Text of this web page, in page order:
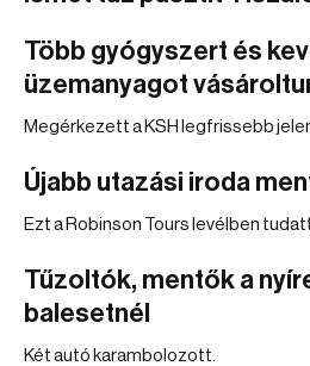
Több gyógyszert és
üzemanyagot
Megérkezett a KSH legfrissebb
Újabb utazási iroda
Ezt a Robinson Tours levélben
Tűzoltók, mentők a
balesetnél
Két autó karambolozott.